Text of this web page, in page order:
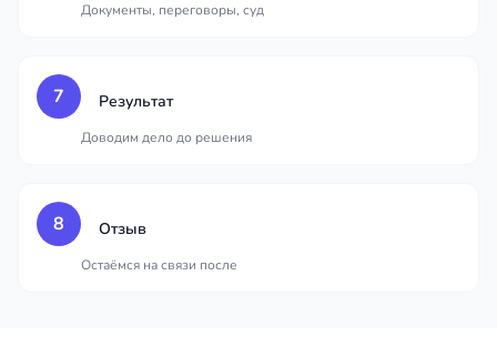
Документы, переговоры, суд
7 Результат
Доводим дело до решения
8 Отзыв
Остаёмся на связи после